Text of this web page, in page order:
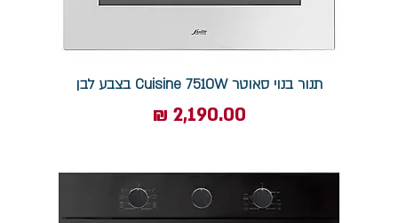
תנור בנוי סאוטר Cuisine 7510W בצבע לבן
מחיר